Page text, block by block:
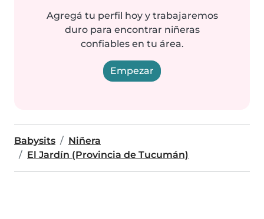
Agregá tu perfil hoy y trabajaremos
duro para encontrar niñeras
confiables en tu área.
Empezar
Babysits
Niñera
El Jardín (Provincia de Tucumán)